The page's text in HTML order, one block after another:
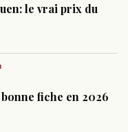
le vrai prix du
fiche en 2026